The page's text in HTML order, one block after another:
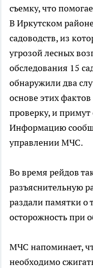
съемку, что
В Иркутском
садоводств, из
угрозой лесных
обследования 15
обнаружили два
основе этих
проверку, и
Информацию
управлении МЧС.
Во время рейдов
разъяснительную
раздали памятки о
осторожность при
МЧС напоминает,
необходимо